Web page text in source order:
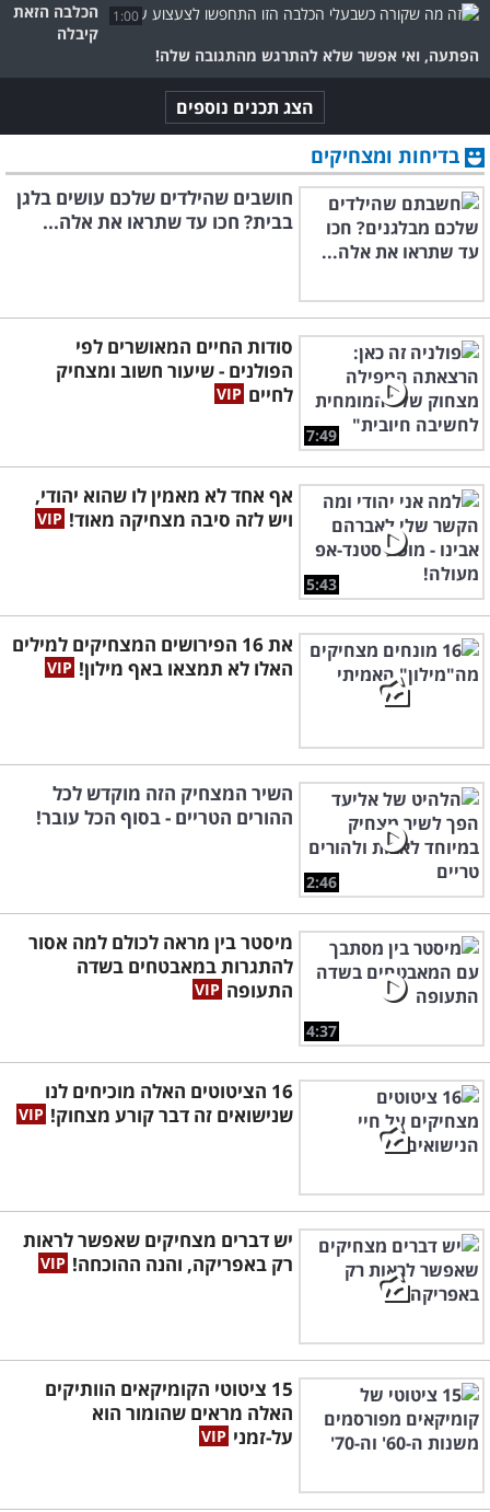
1:00
הכלבה הזאת
קיבלה
הפתעה, ואי אפשר שלא להתרגש מהתגובה שלה!
הצג תכנים נוספים
בדיחות ומצחיקים
חושבים שהילדים שלכם עושים בלגן
בבית? חכו עד שתראו את אלה...
7:49
סודות החיים המאושרים לפי
הפולנים - שיעור חשוב ומצחיק
לחיים
5:43
אף אחד לא מאמין לו שהוא יהודי,
ויש לזה סיבה מצחיקה מאוד!
את 16 הפירושים המצחיקים למילים
האלו לא תמצאו באף מילון!
2:46
השיר המצחיק הזה מוקדש לכל
ההורים הטריים - בסוף הכל עובר!
4:37
מיסטר בין מראה לכולם למה אסור
להתגרות במאבטחים בשדה
התעופה
16 הציטוטים האלה מוכיחים לנו
שנישואים זה דבר קורע מצחוק!
יש דברים מצחיקים שאפשר לראות
רק באפריקה, והנה ההוכחה!
15 ציטוטי הקומיקאים הוותיקים
האלה מראים שהומור הוא
על-זמני